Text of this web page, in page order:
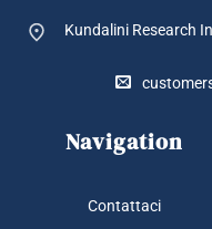
Kundalini Research
Navigation
Contattaci